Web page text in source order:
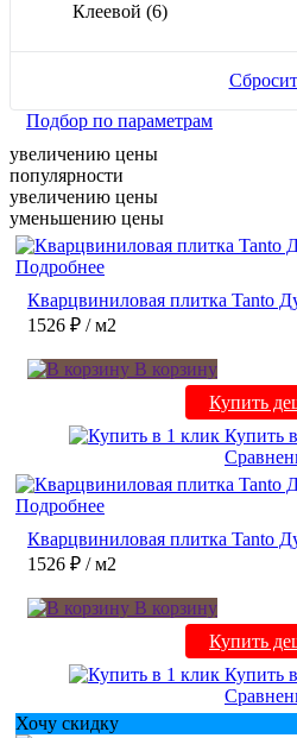
Клеевой (6)
Подбор по параметрам
увеличению цены
популярности
увеличению цены
уменьшению цены
Подробнее
Кварцвиниловая плитка Tanto
1526 ₽ / м2
В корзину
Купить
Купить
Подробнее
Кварцвиниловая плитка Tanto
1526 ₽ / м2
В корзину
Купить
Купить
Хочу скидку